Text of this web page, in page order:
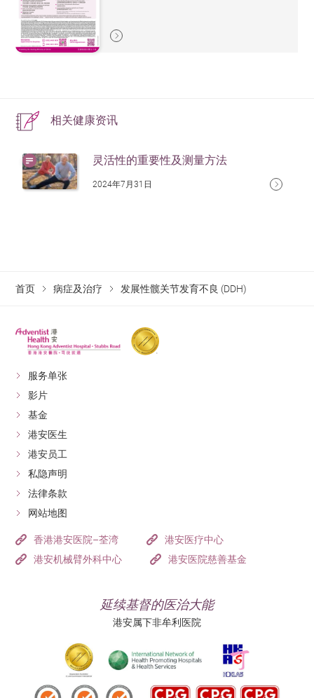
相关健康资讯
灵活性的重要性及测量方法
2024年7月31日
首页 病症及治疗 发展性髋关节发育不良 (DDH)
服务单张
影片
基金
港安医生
港安员工
私隐声明
法律条款
网站地图
香港港安医院–荃湾
港安医疗中心
港安机械臂外科中心
港安医院慈善基金
延续基督的医治大能
港安属下非牟利医院